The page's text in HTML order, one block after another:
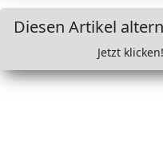
Diesen Artikel
Jetzt